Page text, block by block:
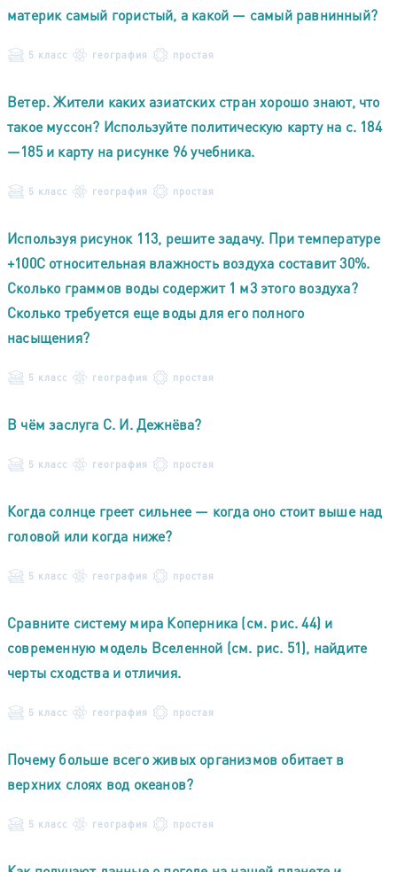
материк самый гористый, а какой — самый равнинный?
5 класс география простая
Ветер. Жители каких азиатских стран хорошо знают, что
такое муссон? Используйте политическую карту на с. 184
—185 и карту на рисунке 96 учебника.
5 класс география простая
Используя рисунок 113, решите задачу. При температуре
+100С относительная влажность воздуха составит 30%.
Сколько граммов воды содержит 1 м3 этого воздуха?
Сколько требуется еще воды для его полного
насыщения?
5 класс география простая
В чём заслуга С. И. Дежнёва?
5 класс география простая
Когда солнце греет сильнее — когда оно стоит выше над
головой или когда ниже?
5 класс география простая
Сравните систему мира Коперника (см. рис. 44) и
современную модель Вселенной (см. рис. 51), найдите
черты сходства и отличия.
5 класс география простая
Почему больше всего живых организмов обитает в
верхних слоях вод океанов?
5 класс география простая